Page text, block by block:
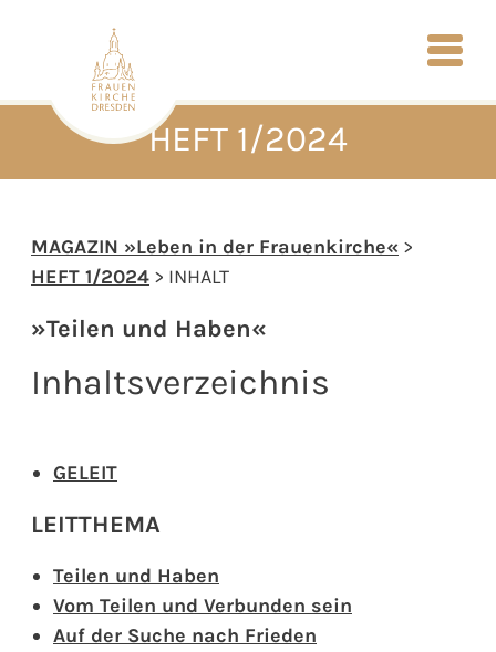
HEFT 1/2024
MAGAZIN »Leben in der Frauenkirche« >
HEFT 1/2024 > INHALT
»Teilen und Haben«
Inhaltsverzeichnis
GELEIT
LEITTHEMA
Teilen und Haben
Vom Teilen und Verbunden sein
Auf der Suche nach Frieden